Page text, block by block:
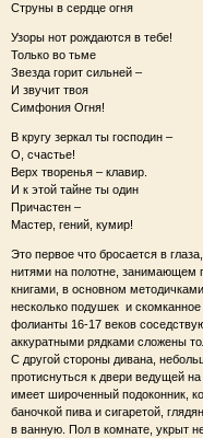
Струны в сердце огня
Узоры нот рождаются в тебе!
Только во тьме
Звезда горит сильней –
И звучит твоя
Симфония Огня!
В кругу зеркал ты господин –
О, счастье!
Верх творенья – клавир.
И к этой тайне ты один
Причастен –
Мастер, гений, кумир!
Это первое что бросается в
нитями на полотне, занимающем
книгами, в основном
несколько подушек и
фолианты 16-17 веков
аккуратными рядками сложены
С другой стороны дивана,
протиснуться к двери ведущей
имеет широченный подоконник,
баночкой пива и сигаретой,
в ванную. Пол в комнате, укрыт